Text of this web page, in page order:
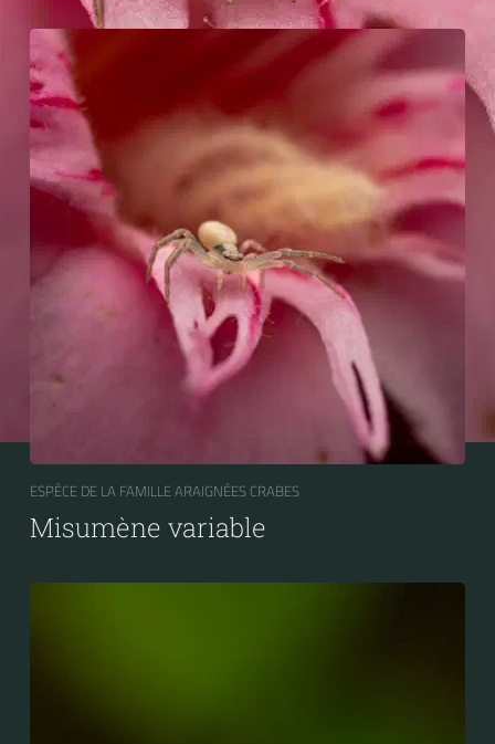
ESPÈCE DE LA FAMILLE ARAIGNÉES CRABES
Misumène variable